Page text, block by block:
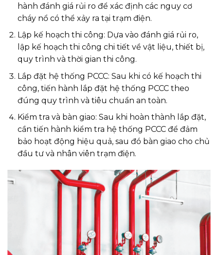
hành đánh giá rủi ro để xác định các nguy cơ
cháy nổ có thể xảy ra tại trạm điện.
Lập kế hoạch thi công: Dựa vào đánh giá rủi ro,
lập kế hoạch thi công chi tiết về vật liệu, thiết bị,
quy trình và thời gian thi công.
Lắp đặt hệ thống PCCC: Sau khi có kế hoạch thi
công, tiến hành lắp đặt hệ thống PCCC theo
đúng quy trình và tiêu chuẩn an toàn.
Kiểm tra và bàn giao: Sau khi hoàn thành lắp đặt,
cần tiến hành kiểm tra hệ thống PCCC để đảm
bảo hoạt động hiệu quả, sau đó bàn giao cho chủ
đầu tư và nhân viên trạm điện.